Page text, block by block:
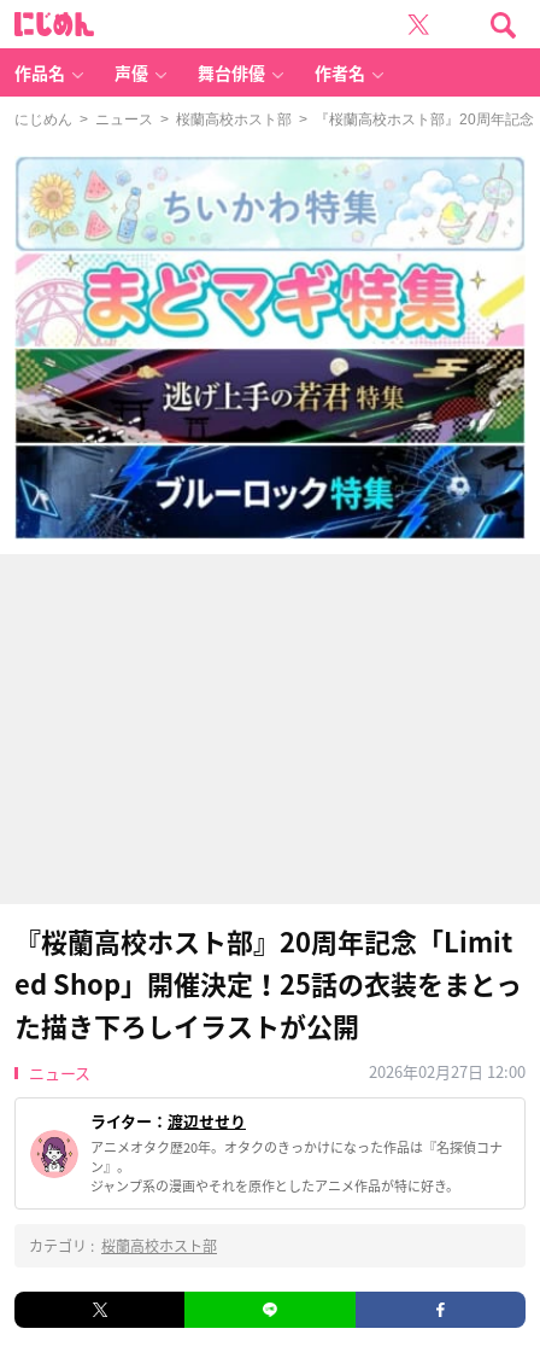
作品名 声優 舞台俳優 作者名
にじめん > ニュース > 桜蘭高校ホスト部 > 『桜蘭高校ホスト部』20周年記
『桜蘭高校ホスト部』20周年記念「Limit
ed Shop」開催決定！25話の衣装をまとっ
た描き下ろしイラストが公開
ニュース 2026年02月27日 12:00
ライター： 渡辺せせり
アニメオタク歴20年。オタクのきっかけになった作品は『名探偵コナ
ン』。
ジャンプ系の漫画やそれを原作としたアニメ作品が特に好き。
カテゴリ : 桜蘭高校ホスト部